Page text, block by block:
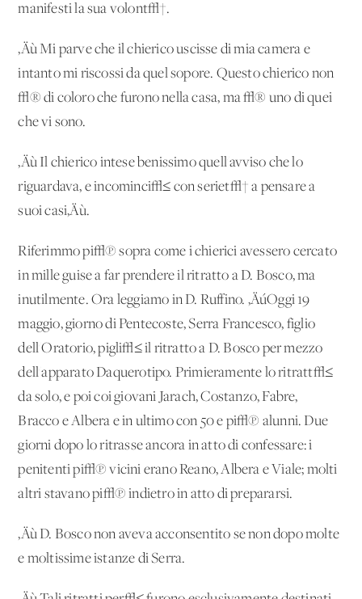
manifesti la sua volont√†.
‚Äù Mi parve che il chierico uscisse di mia camera e
intanto mi riscossi da quel sopore. Questo chierico non
√® di coloro che furono nella casa, ma √® uno di quei
che vi sono.
‚Äù Il chierico intese benissimo quell'avviso che lo
riguardava, e incominci√≤ con seriet√† a pensare a
suoi casi‚Äù.
Riferimmo pi√π sopra come i chierici avessero cercato
in mille guise a far prendere il ritratto a D. Bosco, ma
inutilmente. Ora leggiamo in D. Ruffino. ‚ÄúOggi 19
maggio, giorno di Pentecoste, Serra Francesco, figlio
dell'Oratorio, pigli√≤ il ritratto a D. Bosco per mezzo
dell'apparato Daquerotipo. Primieramente lo ritratt√≤
da solo, e poi coi giovani Jarach, Costanzo, Fabre,
Bracco e Albera e in ultimo con 50 e pi√π alunni. Due
giorni dopo lo ritrasse ancora in atto di confessare: i
penitenti pi√π vicini erano Reano, Albera e Viale; molti
altri stavano pi√π indietro in atto di prepararsi.
‚Äù D. Bosco non aveva acconsentito se non dopo molte
e moltissime istanze di Serra.